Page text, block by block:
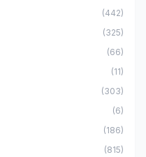
(442)
(325)
(66)
(11)
(303)
(6)
(186)
(815)